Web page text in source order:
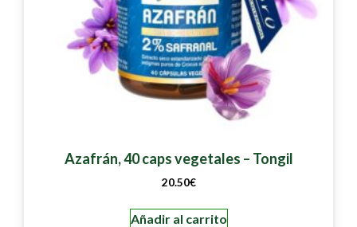
Azafrán, 40 caps vegetales – Tongil
20.50€
Añadir al carrito